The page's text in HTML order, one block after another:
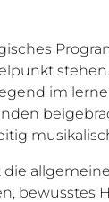
im
bewusstes